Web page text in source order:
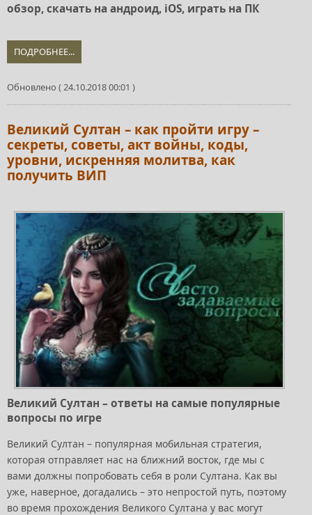
обзор, скачать на андроид, iOS, играть на ПК
ПОДРОБНЕЕ...
Обновлено ( 24.10.2018 00:01 )
Великий Султан – как пройти игру –
секреты, советы, акт войны, коды,
уровни, искренняя молитва, как
получить ВИП
Великий Султан – ответы на самые популярные
вопросы по игре
Великий Султан – популярная мобильная стратегия,
которая отправляет нас на ближний восток, где мы с
вами должны попробовать себя в роли Султана. Как вы
уже, наверное, догадались – это непростой путь, поэтому
во время прохождения Великого Султана у вас могут